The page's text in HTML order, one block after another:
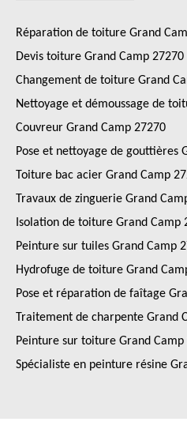
Réparation de toiture Grand
Devis toiture Grand Camp 27270
Changement de toiture Grand
Nettoyage et démoussage de
Couvreur Grand Camp 27270
Pose et nettoyage de gouttières
Toiture bac acier Grand Camp
Travaux de zinguerie Grand
Isolation de toiture Grand Camp
Peinture sur tuiles Grand Camp
Hydrofuge de toiture Grand
Pose et réparation de faîtage
Traitement de charpente Grand
Peinture sur toiture Grand Camp
Spécialiste en peinture résine